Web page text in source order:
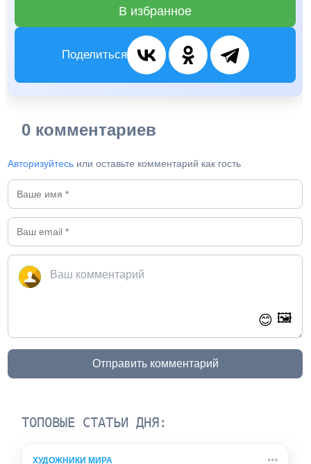
В избранное
Поделиться
0 комментариев
Авторизуйтесь или оставьте комментарий как гость
😊 🖼️
Отправить комментарий
ТОПОВЫЕ СТАТЬИ ДНЯ:
ХУДОЖНИКИ МИРА